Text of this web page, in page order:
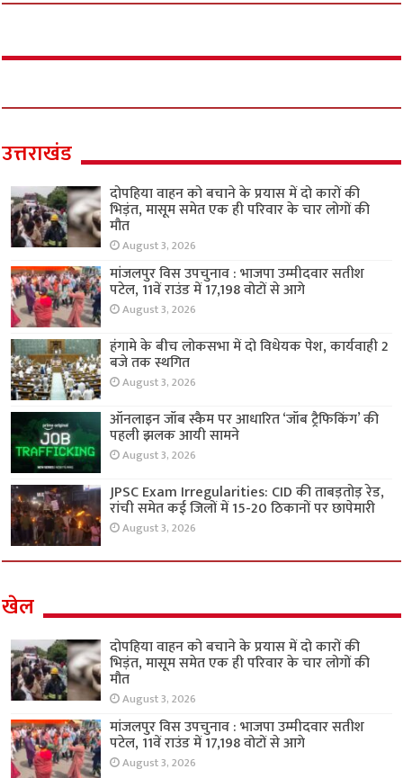
उत्तराखंड
दोपहिया वाहन को बचाने के प्रयास में दो कारों की
भिड़ंत, मासूम समेत एक ही परिवार के चार लोगों की
मौत
August 3, 2026
मांजलपुर विस उपचुनाव : भाजपा उम्मीदवार सतीश
पटेल, 11वें राउंड में 17,198 वोटों से आगे
August 3, 2026
हंगामे के बीच लोकसभा में दो विधेयक पेश, कार्यवाही 2
बजे तक स्थगित
August 3, 2026
ऑनलाइन जॉब स्कैम पर आधारित ‘जॉब ट्रैफिकिंग’ की
पहली झलक आयी सामने
August 3, 2026
JPSC Exam Irregularities: CID की ताबड़तोड़ रेड,
रांची समेत कई जिलों में 15-20 ठिकानों पर छापेमारी
August 3, 2026
खेल
दोपहिया वाहन को बचाने के प्रयास में दो कारों की
भिड़ंत, मासूम समेत एक ही परिवार के चार लोगों की
मौत
August 3, 2026
मांजलपुर विस उपचुनाव : भाजपा उम्मीदवार सतीश
पटेल, 11वें राउंड में 17,198 वोटों से आगे
August 3, 2026